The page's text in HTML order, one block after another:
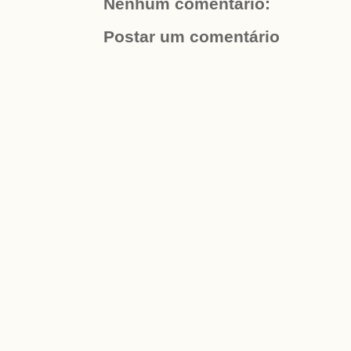
Nenhum comentário:
Postar um comentário